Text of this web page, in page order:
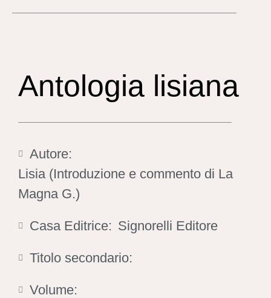
Antologia lisiana
Autore:
Lisia (Introduzione e commento di La
Magna G.)
Casa Editrice: Signorelli Editore
Titolo secondario:
Volume: